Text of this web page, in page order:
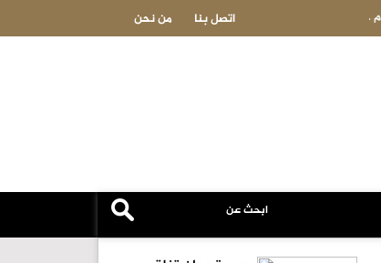
فيفا يحول مستحقات الأردن المالية من كأس العرب
من نحن اتصل بنا